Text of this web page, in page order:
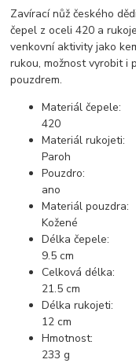
Zavírací nůž českého
čepel z oceli 420 a
venkovní aktivity jako
rukou, možnost vyrobit i
pouzdrem.
Materiál čepele:
420
Materiál rukojeti:
Paroh
Pouzdro:
ano
Materiál pouzdra:
Kožené
Délka čepele:
9.5 cm
Celková délka:
21.5 cm
Délka rukojeti:
12 cm
Hmotnost:
233 g